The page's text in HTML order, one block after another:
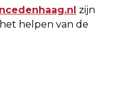
zijn
helpen van de